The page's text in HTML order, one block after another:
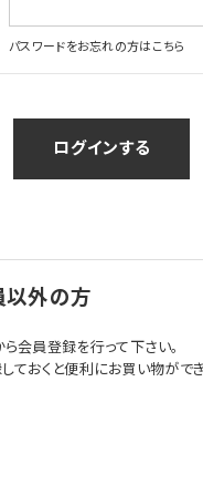
パスワードをお忘れの方はこちら
以外の方
会員登録を行って下さい。
ておくと便利にお買い物ができ